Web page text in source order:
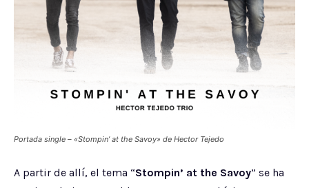
Portada single – «Stompin’ at the Savoy» de Hector Tejedo
A partir de allí, el tema “Stompin’ at the Savoy” se ha